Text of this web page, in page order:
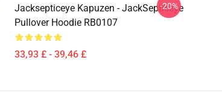
Jacksepticeye Kapuzen - JackSepticeye
Pullover Hoodie RB0107
33,93 £ - 39,46 £
-20%